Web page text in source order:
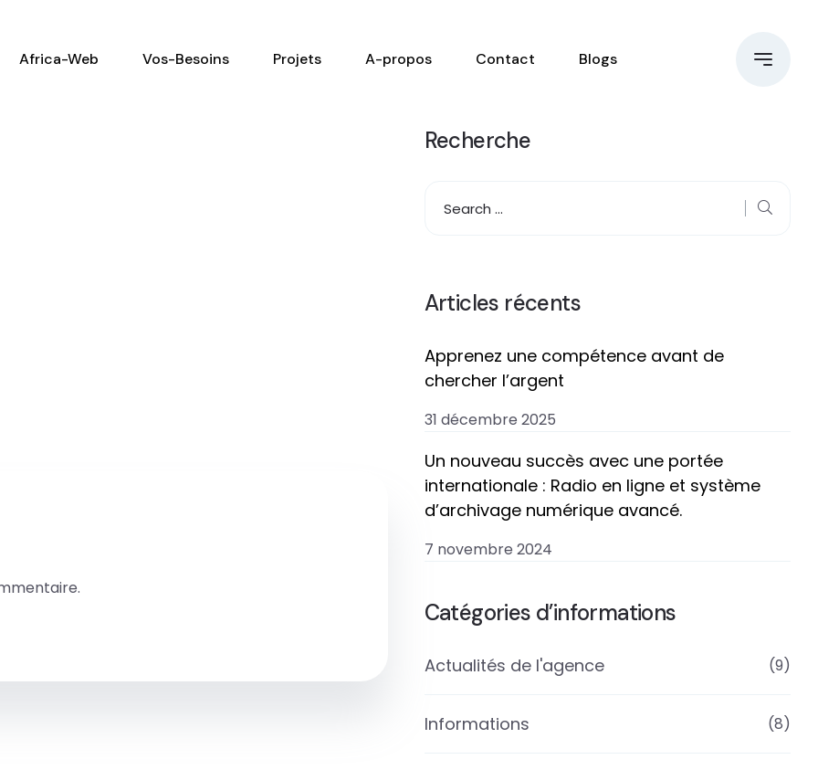
Africa-Web Vos-Besoins Projets A-propos Contact Blogs
Recherche
Articles récents
Apprenez une compétence avant de
chercher l’argent
31 décembre 2025
Un nouveau succès avec une portée
internationale : Radio en ligne et système
d’archivage numérique avancé.
7 novembre 2024
Catégories d’informations
Actualités de l'agence (9)
Informations (8)